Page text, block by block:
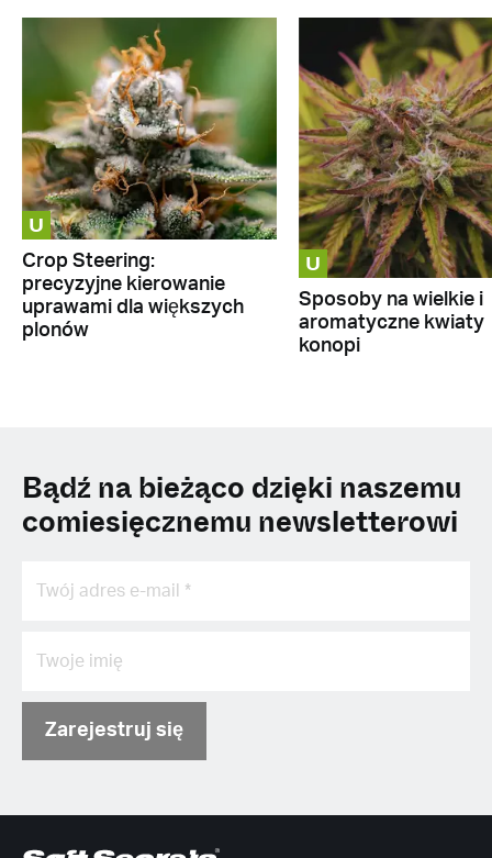
U
Crop Steering:
precyzyjne kierowanie
uprawami dla większych
plonów
U
Sposoby na wielkie i
aromatyczne kwiaty
konopi
Bądź na bieżąco dzięki naszemu
comiesięcznemu newsletterowi
Zarejestruj się